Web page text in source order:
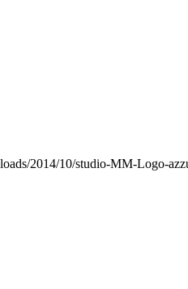
2014/10/studio-MM-Logo-